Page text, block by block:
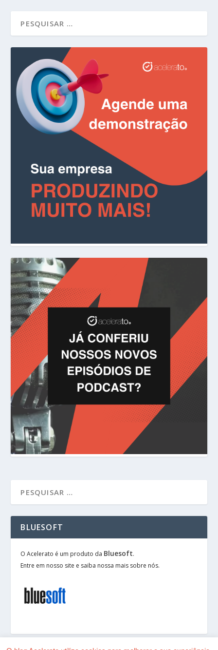
BLUESOFT
O Acelerato é um produto da Bluesoft.
Entre em nosso site e saiba nossa mais sobre nós.